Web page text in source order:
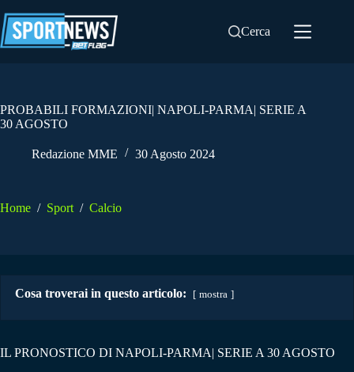
al
contenuto
Cerca
PROBABILI FORMAZIONI| NAPOLI-PARMA| SERIE A
30 AGOSTO
Redazione MME 30 Agosto 2024
Home / Sport / Calcio
Cosa troverai in questo articolo: mostra
IL PRONOSTICO DI NAPOLI-PARMA| SERIE A 30 AGOSTO